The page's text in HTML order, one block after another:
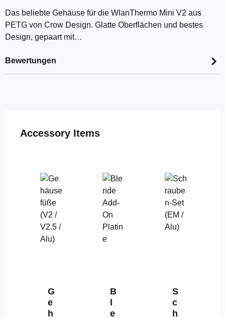
Das beliebte Gehäuse für die WlanThermo Mini V2 aus
PETG von Crow Design. Glatte Oberflächen und bestes
Design, gepaart mit…
Bewertungen
Produktgalerie überspringen
Accessory Items
G
e
h
B
l
e
S
c
h